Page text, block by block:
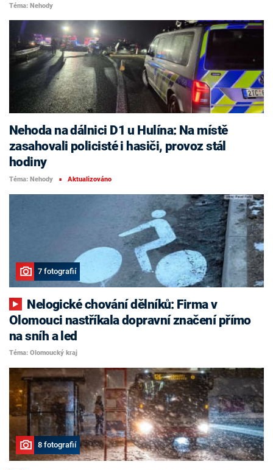
Téma: Nehody
Nehoda na dálnici D1 u Hulína: Na místě
zasahovali policisté i hasiči, provoz stál
hodiny
Téma: Nehody ■ Aktualizováno
7 fotografií
Olomouci nastříkala dopravní značení přímo
na sníh a led
Téma: Olomoucký kraj
8 fotografií